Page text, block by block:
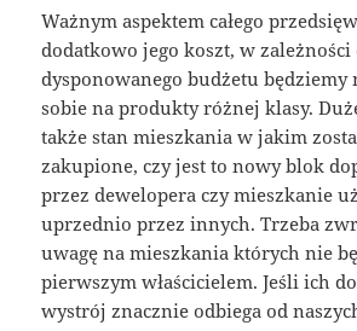
Ważnym aspektem całego
dodatkowo jego koszt, w zależności
dysponowanego budżetu
sobie na produkty różnej klasy.
także stan mieszkania w jakim
zakupione, czy jest to nowy blok
przez dewelopera czy mieszkanie
uprzednio przez innych. Trzeba
uwagę na mieszkania których nie
pierwszym właścicielem. Jeśli ich
wystrój znacznie odbiega od